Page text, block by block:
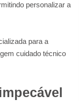
personalizar a
para a
cuidado técnico